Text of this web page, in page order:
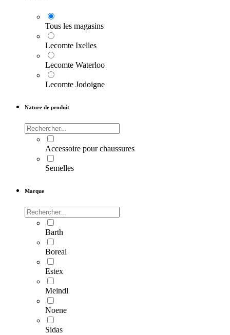
Tous les magasins
Lecomte Ixelles
Lecomte Waterloo
Lecomte Jodoigne
Nature de produit
Accessoire pour chaussures
Semelles
Marque
Barth
Boreal
Estex
Meindl
Noene
Sidas